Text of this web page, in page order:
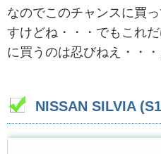
なのでこのチャンスに買
すけどね・・・でもこれ
に買うのは忍びねえ・・・
NISSAN SILVIA